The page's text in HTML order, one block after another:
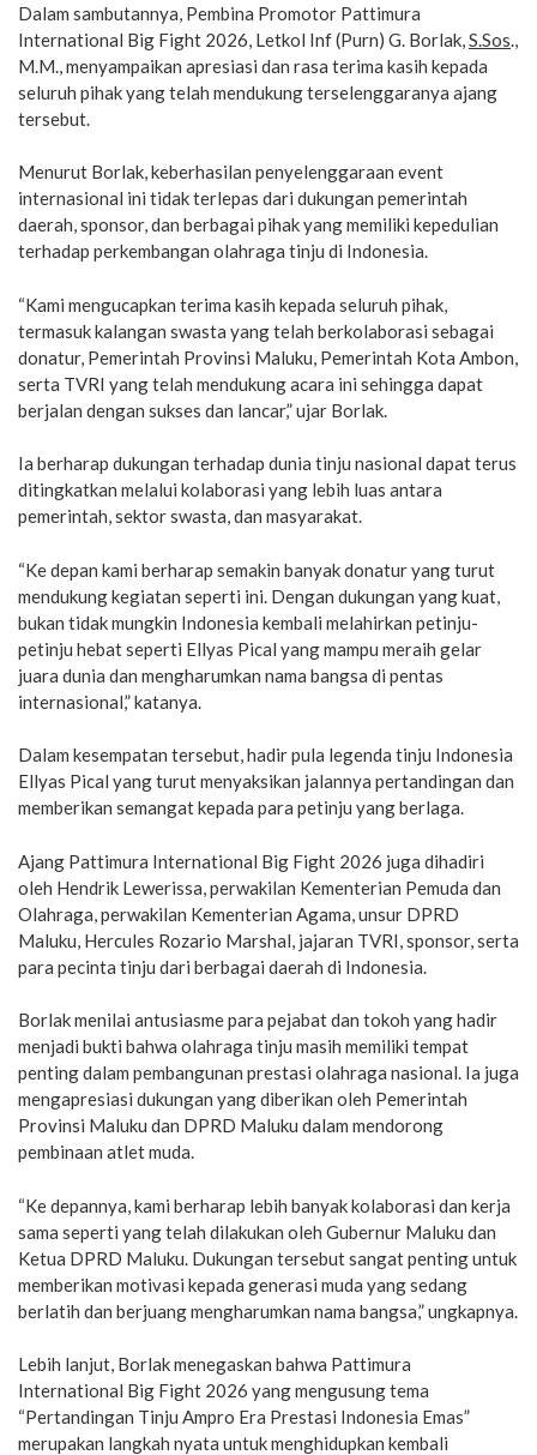
Dalam sambutannya, Pembina Promotor Pattimura
International Big Fight 2026, Letkol Inf (Purn) G. Borlak, S.Sos
M.M., menyampaikan apresiasi dan rasa terima kasih kepada
seluruh pihak yang telah mendukung terselenggaranya ajang
tersebut.
Menurut Borlak, keberhasilan penyelenggaraan event
internasional ini tidak terlepas dari dukungan pemerintah
daerah, sponsor, dan berbagai pihak yang memiliki kepedulian
terhadap perkembangan olahraga tinju di Indonesia.
“Kami mengucapkan terima kasih kepada seluruh pihak,
termasuk kalangan swasta yang telah berkolaborasi sebagai
donatur, Pemerintah Provinsi Maluku, Pemerintah Kota Ambon,
serta TVRI yang telah mendukung acara ini sehingga dapat
berjalan dengan sukses dan lancar,” ujar Borlak.
Ia berharap dukungan terhadap dunia tinju nasional dapat terus
ditingkatkan melalui kolaborasi yang lebih luas antara
pemerintah, sektor swasta, dan masyarakat.
“Ke depan kami berharap semakin banyak donatur yang turut
mendukung kegiatan seperti ini. Dengan dukungan yang kuat,
bukan tidak mungkin Indonesia kembali melahirkan petinju-
petinju hebat seperti Ellyas Pical yang mampu meraih gelar
juara dunia dan mengharumkan nama bangsa di pentas
internasional,” katanya.
Dalam kesempatan tersebut, hadir pula legenda tinju Indonesia
Ellyas Pical yang turut menyaksikan jalannya pertandingan dan
memberikan semangat kepada para petinju yang berlaga.
Ajang Pattimura International Big Fight 2026 juga dihadiri
oleh Hendrik Lewerissa, perwakilan Kementerian Pemuda dan
Olahraga, perwakilan Kementerian Agama, unsur DPRD
Maluku, Hercules Rozario Marshal, jajaran TVRI, sponsor, serta
para pecinta tinju dari berbagai daerah di Indonesia.
Borlak menilai antusiasme para pejabat dan tokoh yang hadir
menjadi bukti bahwa olahraga tinju masih memiliki tempat
penting dalam pembangunan prestasi olahraga nasional. Ia juga
mengapresiasi dukungan yang diberikan oleh Pemerintah
Provinsi Maluku dan DPRD Maluku dalam mendorong
pembinaan atlet muda.
“Ke depannya, kami berharap lebih banyak kolaborasi dan kerja
sama seperti yang telah dilakukan oleh Gubernur Maluku dan
Ketua DPRD Maluku. Dukungan tersebut sangat penting untuk
memberikan motivasi kepada generasi muda yang sedang
berlatih dan berjuang mengharumkan nama bangsa,” ungkapnya.
Lebih lanjut, Borlak menegaskan bahwa Pattimura
International Big Fight 2026 yang mengusung tema
“Pertandingan Tinju Ampro Era Prestasi Indonesia Emas”
merupakan langkah nyata untuk menghidupkan kembali